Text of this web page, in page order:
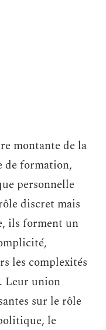
montante de la
de formation,
personnelle
discret mais
ils forment un
les complexités
Leur union
sur le rôle
le